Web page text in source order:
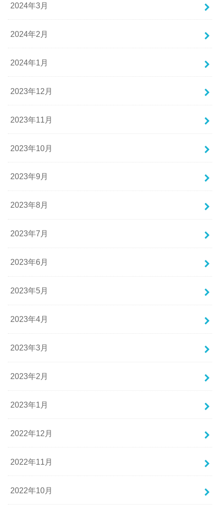
2024年3月
2024年2月
2024年1月
2023年12月
2023年11月
2023年10月
2023年9月
2023年8月
2023年7月
2023年6月
2023年5月
2023年4月
2023年3月
2023年2月
2023年1月
2022年12月
2022年11月
2022年10月